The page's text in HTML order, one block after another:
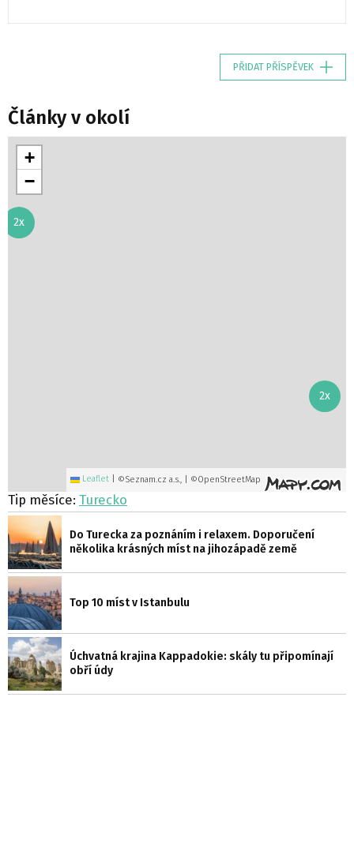
PŘIDAT PŘÍSPĚVEK
Články v okolí
2x
2x
+
−
Leaflet ©Seznam.cz a.s., | ©OpenStreetMap
Tip měsíce: Turecko
Do Turecka za poznáním i relaxem. Doporučení
několika krásných míst na jihozápadě země
Top 10 míst v Istanbulu
Úchvatná krajina Kappadokie: skály tu připomínají
obří údy